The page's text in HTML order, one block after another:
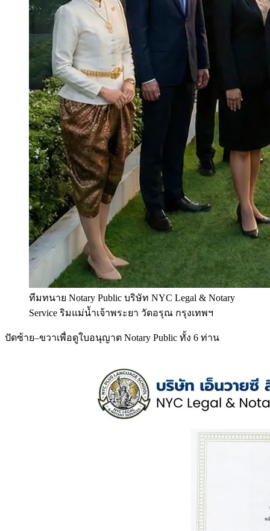
ทีมทนาย Notary Public บริษัท NYC Legal & Notary
Service ริมแม่น้ำเจ้าพระยา วัดอรุณ กรุงเทพฯ
ปัดซ้าย–ขวาเพื่อดูใบอนุญาต Notary Public ทั้ง 6 ท่าน